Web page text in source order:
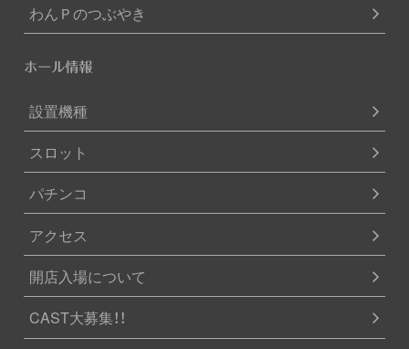
わんＰのつぶやき
ホール情報
設置機種
スロット
パチンコ
アクセス
開店入場について
CAST大募集！！